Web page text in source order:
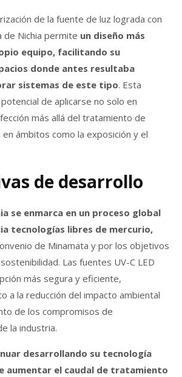
de la fuente de luz lograda con
de Nichia permite un diseño más
equipo, facilitando su
donde antes resultaba
sistemas de este tipo. Esta
de aplicarse no solo en
más allá del tratamiento de
ámbitos como la exposición y el
de desarrollo
se enmarca en un proceso global
tecnologías libres de mercurio,
de Minamata y por los objetivos
Las fuentes UV-C LED
más segura y eficiente,
a la reducción del impacto ambiental
de los compromisos de
la industria.
desarrollando su tecnología
aumentar el caudal de tratamiento